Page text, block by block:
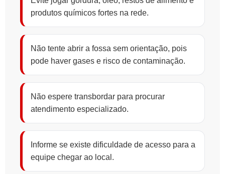
produtos químicos fortes na rede.
Não tente abrir a fossa sem orientação, pois
pode haver gases e risco de contaminação.
Não espere transbordar para procurar
atendimento especializado.
Informe se existe dificuldade de acesso para a
equipe chegar ao local.